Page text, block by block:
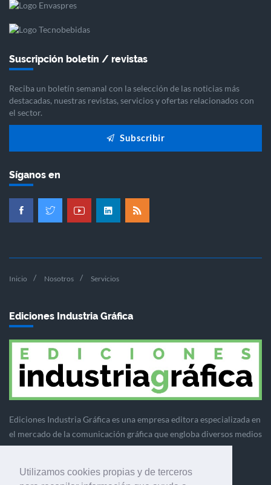
Utilizamos cookies propias y de terceros
Suscripción boletín / revistas
Reciba un boletín semanal con la selección de las noticias más
destacadas, nuestras revistas, servicios y ofertas relacionados con
el sector.
Subscribir
Síganos en
Inicio Nosotros Servicios
Ediciones Industria Gráfica
Ediciones Industria Gráfica es una empresa editora especializada en
el mercado de la comunicación gráfica que engloba diversos medios
profesionales especializados en el mercado gráfico, la